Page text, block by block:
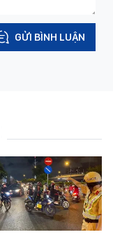
GỬI BÌNH LUẬN